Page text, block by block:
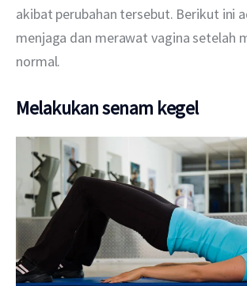
akibat perubahan tersebut. Berikut ini
menjaga dan merawat vagina setelah
normal.
Melakukan senam kegel